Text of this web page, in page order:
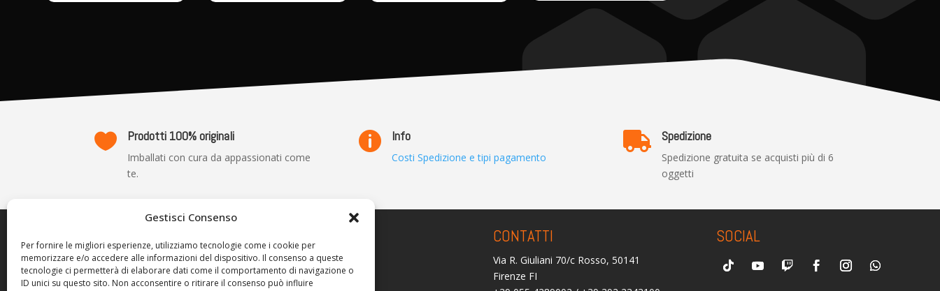
Gestisci Consenso
Per fornire le migliori esperienze, utilizziamo tecnologie come i cookie per
memorizzare e/o accedere alle informazioni del dispositivo. Il consenso a queste
tecnologie ci permetterà di elaborare dati come il comportamento di navigazione o
ID unici su questo sito. Non acconsentire o ritirare il consenso può influire
 Prodotti 100% originali
Imballati con cura da appassionati come
te.
 Info
Costi Spedizione e tipi pagamento
 Spedizione
Spedizione gratuita se acquisti più di 6
oggetti
TRASPARENZA
Privacy Policy
Cookie Policy (UE)
CONTATTI
Via R. Giuliani 70/c Rosso, 50141
Firenze FI
SOCIAL